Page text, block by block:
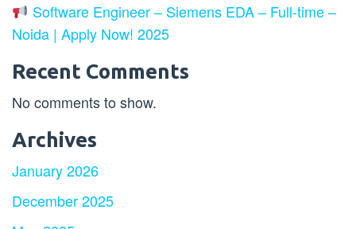
Software Engineer – Siemens EDA – Full-time –
Noida | Apply Now! 2025
Recent Comments
No comments to show.
Archives
January 2026
December 2025